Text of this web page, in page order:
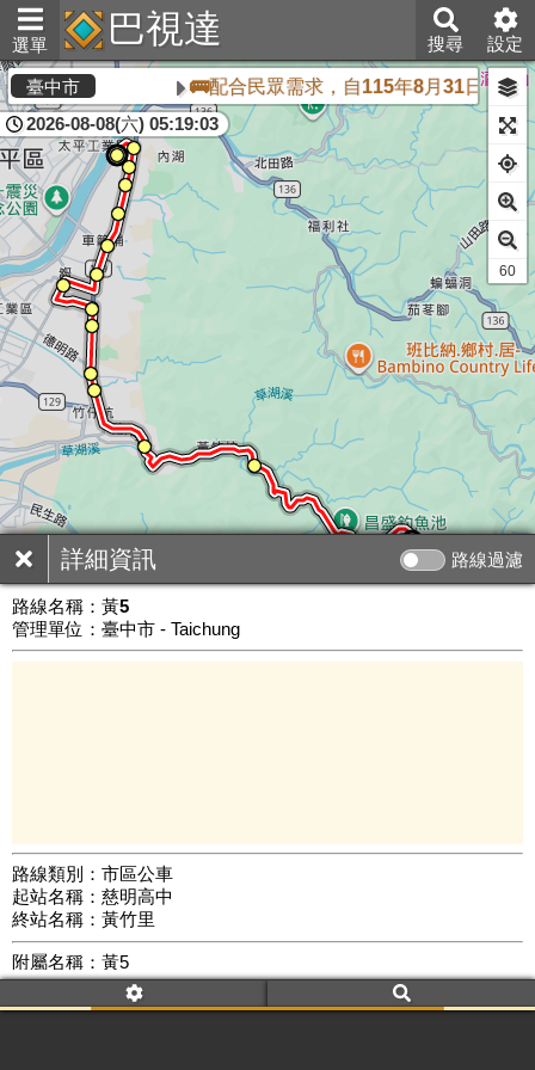
選單 巴視達 搜尋 設定
詳細資訊 路線過濾
路線名稱： 黃5
管理單位：臺中市 - Taichung
路線類別：市區公車
起站名稱：慈明高中
終站名稱：黃竹里
附屬名稱：黃5
車頭描述：慈明高中
黃竹里
臺中市 🚌配合民眾需求，自115年8月31日起，
2026-08-08(六) 05:19:03
公車數量: 累計948、上線598
60
Leaflet |©Google Map